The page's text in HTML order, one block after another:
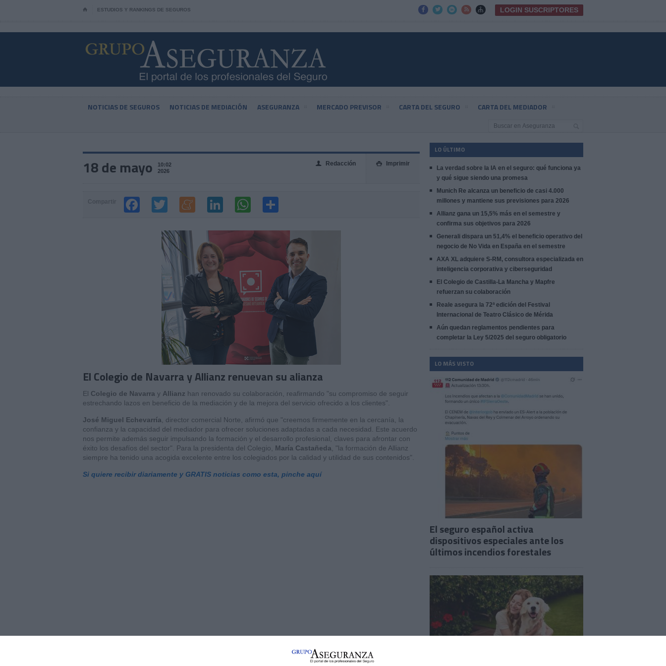
⌂ ESTUDIOS Y RANKINGS DE SEGUROS      LOGIN SUSCRIPTORES
NOTICIAS DE SEGUROS NOTICIAS DE MEDIACIÓN ASEGURANZA MERCADO PREVISOR CARTA DEL SEGURO CARTA DEL MEDIADOR
18 de mayo
10:02
2026
 Imprimir
👤 Redacción
El Colegio de Navarra y Allianz renuevan su alianza
El Colegio de Navarra y Allianz han renovado su colaboración, reafirmando "su compromiso de seguir
estrechando lazos en beneficio de la mediación y de la mejora del servicio ofrecido a los clientes".
José Miguel Echevarría , director comercial Norte, afirmó que "creemos firmemente en la cercanía, la
confianza y la capacidad del mediador para ofrecer soluciones adaptadas a cada necesidad. Este acuerdo
nos permite además seguir impulsando la formación y el desarrollo profesional, claves para afrontar con
éxito los desafíos del sector". Para la presidenta del Colegio, María Castañeda , "la formación de Allianz
siempre ha tenido una acogida excelente entre los colegiados por la calidad y utilidad de sus contenidos".
Si quiere recibir diariamente y GRATIS noticias como esta, pinche aquí
LO ÚLTIMO
La verdad sobre la IA en el seguro: qué funciona ya
y qué sigue siendo una promesa
Munich Re alcanza un beneficio de casi 4.000
millones y mantiene sus previsiones para 2026
Allianz gana un 15,5% más en el semestre y
confirma sus objetivos para 2026
Generali dispara un 51,4% el beneficio operativo del
negocio de No Vida en España en el semestre
AXA XL adquiere S-RM, consultora especializada en
inteligencia corporativa y ciberseguridad
El Colegio de Castilla-La Mancha y Mapfre
refuerzan su colaboración
Reale asegura la 72ª edición del Festival
Internacional de Teatro Clásico de Mérida
Aún quedan reglamentos pendientes para
completar la Ley 5/2025 del seguro obligatorio
LO MÁS VISTO
El seguro español activa
dispositivos especiales ante los
últimos incendios forestales